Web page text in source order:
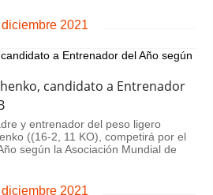
diciembre 2021
candidato a Entrenador
y entrenador del peso ligero
((16-2, 11 KO), competirá por el
según la Asociación Mundial de
diciembre 2021